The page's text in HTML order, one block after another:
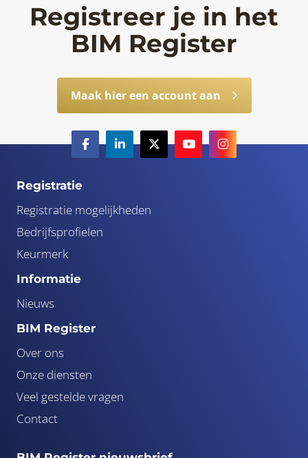
Registreer je in het
BIM Register
Maak hier een account aan
Registratie
Registratie mogelijkheden
Bedrijfsprofielen
Keurmerk
Informatie
Nieuws
BIM Register
Over ons
Onze diensten
Veel gestelde vragen
Contact